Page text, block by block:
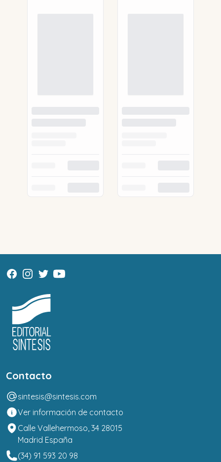
Contacto
sintesis@sintesis.com
Ver información de contacto
Calle Vallehermoso, 34 28015
Madrid España
(34) 91 593 20 98